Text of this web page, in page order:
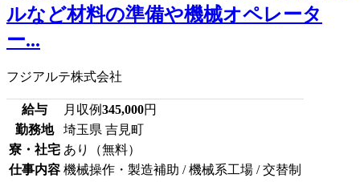
ルなど材料の準備や機械オペレータ
ー...
フジアルテ株式会社
給与 月収例345,000円
勤務地
埼玉県 吉見町
寮・社宅 あり（無料）
仕事内容 機械操作・製造補助 / 機械系工場 / 交替制